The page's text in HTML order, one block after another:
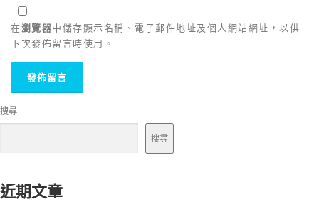
在瀏覽器中儲存顯示名稱、電子郵件地址及個人網站網址，以供
下次發佈留言時使用。
搜尋
搜尋
近期文章